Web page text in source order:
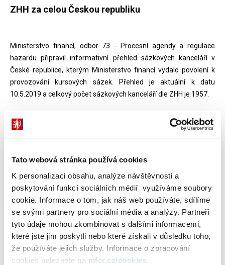
Tato webová stránka používá cookies
K personalizaci obsahu, analýze návštěvnosti a
poskytování funkcí sociálních médií využíváme soubory
cookie. Informace o tom, jak náš web používáte, sdílíme
se svými partnery pro sociální média a analýzy. Partneři
tyto údaje mohou zkombinovat s dalšími informacemi,
které jste jim poskytli nebo které získali v důsledku toho,
že používáte jejich služby. Informace o zpracování
cookies naleznete na mfcr.cz/cookies
ZHH za celou Českou republiku
Ministerstvo financí, odbor 73 - Procesní agendy a regulace
hazardu připravil informativní přehled sázkových kanceláří v
České republice, kterým Ministerstvo financí vydalo povolení k
provozování kursových sázek. Přehled je aktuální k datu
10.5.2019 a celkový počet sázkových kanceláří dle ZHH je 1957.
Dokumenty ke stažení
dle ZHH - stav k 10.5.2019 XLSX (78kB)
Dokumenty ke stažení